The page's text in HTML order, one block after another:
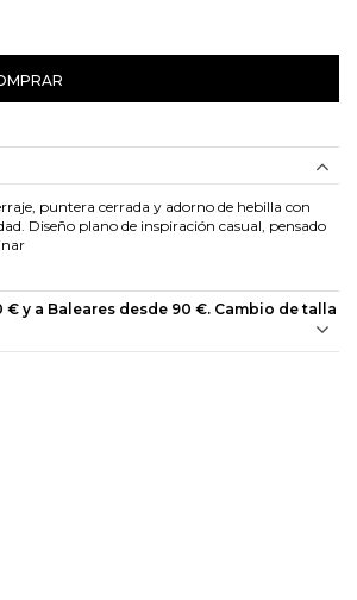
puntera cerrada y adorno de hebilla con
Diseño plano de inspiración casual, pensado
y a Baleares desde 90 €. Cambio de talla